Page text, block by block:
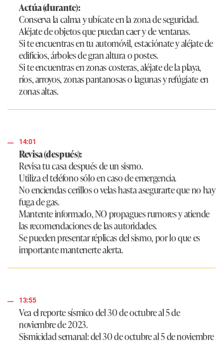
Actúa (durante):
Conserva la calma y ubícate en la zona de seguridad.
Aléjate de objetos que puedan caer y de ventanas.
Si te encuentras en tu automóvil, estaciónate y aléjate de
edificios, árboles de gran altura o postes.
Si te encuentras en zonas costeras, aléjate de la playa,
ríos, arroyos, zonas pantanosas o lagunas y refúgiate en
zonas altas.
14:01
Revisa (después):
Revisa tu casa después de un sismo.
Utiliza el teléfono sólo en caso de emergencia.
No enciendas cerillos o velas hasta asegurarte que no hay
fuga de gas.
Mantente informado, NO propagues rumores y atiende
las recomendaciones de las autoridades.
Se pueden presentar réplicas del sismo, por lo que es
importante mantenerte alerta.
13:55
Vea el reporte sísmico del 30 de octubre al 5 de
noviembre de 2023.
Sismicidad semanal: del 30 de octubre al 5 de noviembre